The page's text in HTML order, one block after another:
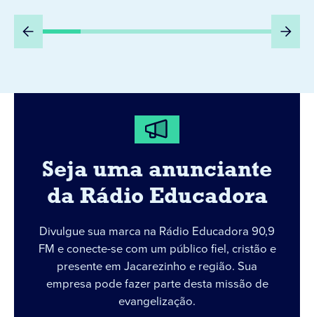
Seja uma anunciante
da Rádio Educadora
Divulgue sua marca na Rádio Educadora 90,9
FM e conecte-se com um público fiel, cristão e
presente em Jacarezinho e região. Sua
empresa pode fazer parte desta missão de
evangelização.